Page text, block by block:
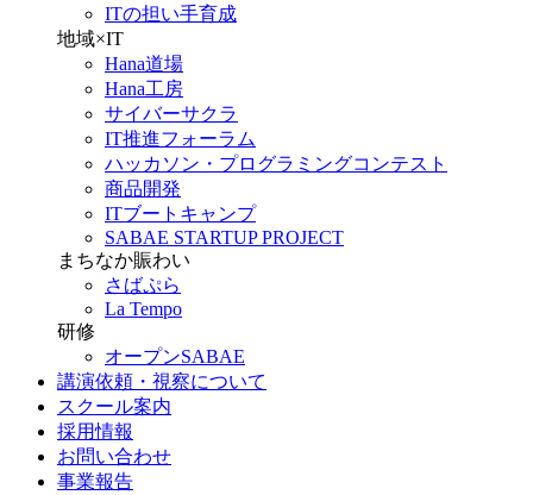
ITの担い手育成
地域×IT
Hana道場
Hana工房
サイバーサクラ
IT推進フォーラム
ハッカソン・プログラミングコンテスト
商品開発
ITブートキャンプ
SABAE STARTUP PROJECT
まちなか賑わい
さばぷら
La Tempo
研修
オープンSABAE
講演依頼・視察について
スクール案内
採用情報
お問い合わせ
事業報告